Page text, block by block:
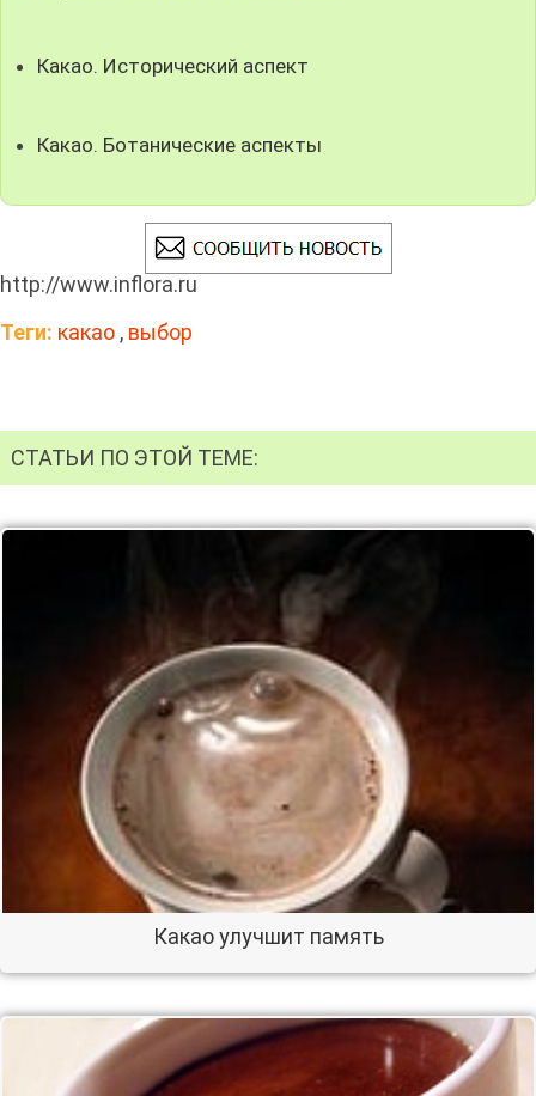
Какао. Исторический аспект
Какао. Ботанические аспекты
http://www.inflora.ru
Теги: какао , выбор
СТАТЬИ ПО ЭТОЙ ТЕМЕ:
Какао улучшит память